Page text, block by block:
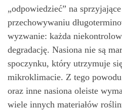
„odpowiedzieć” na
przechowywaniu
wyzwanie: każda
degradację. Nasiona nie są
spoczynku, który utrzymuje
mikroklimacie. Z tego
oraz inne nasiona oleiste
wiele innych materiałów